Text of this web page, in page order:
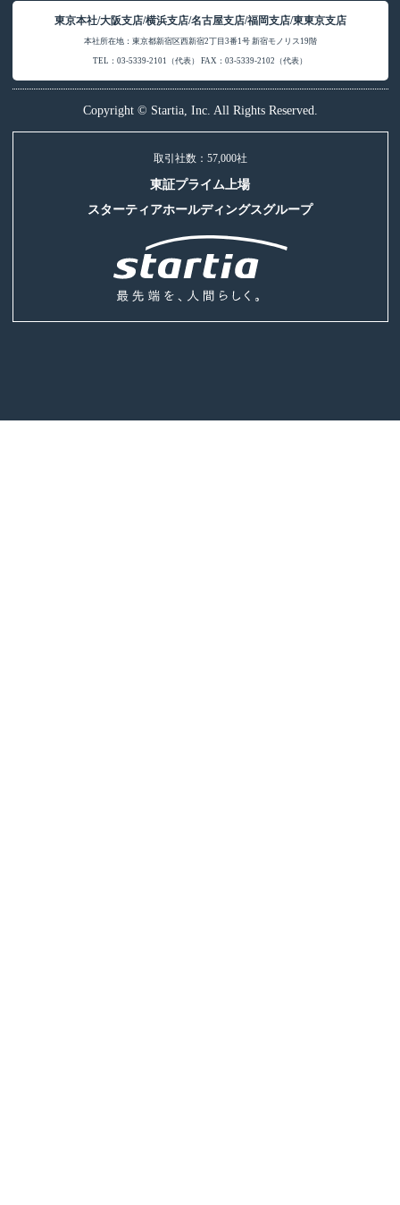
東京本社/大阪支店/横浜支店/名古屋支店/福岡支店/東東京支店
本社所在地：東京都新宿区西新宿2丁目3番1号 新宿モノリス19階
TEL：03-5339-2101（代表） FAX：03-5339-2102（代表）
Copyright © Startia, Inc. All Rights Reserved.
取引社数：57,000社
東証プライム上場
スターティアホールディングスグループ